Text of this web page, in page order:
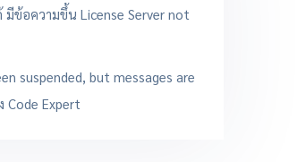
มีข้อความขึ้น License Server not
suspended, but messages are
Code Expert